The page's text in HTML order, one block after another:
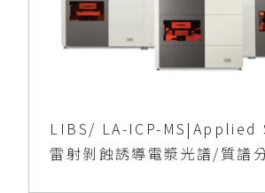
LIBS/ LA-ICP-MS|Applied
雷射剝蝕誘導電漿光譜/質譜